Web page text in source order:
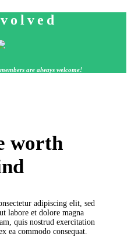
are always welcome!
worth
adipiscing elit, sed
labore et dolore magna
quis nostrud exercitation
ea commodo consequat.